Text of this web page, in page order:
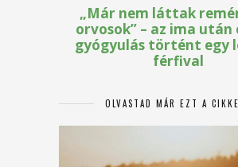
OLVASTAD MÁR EZT A